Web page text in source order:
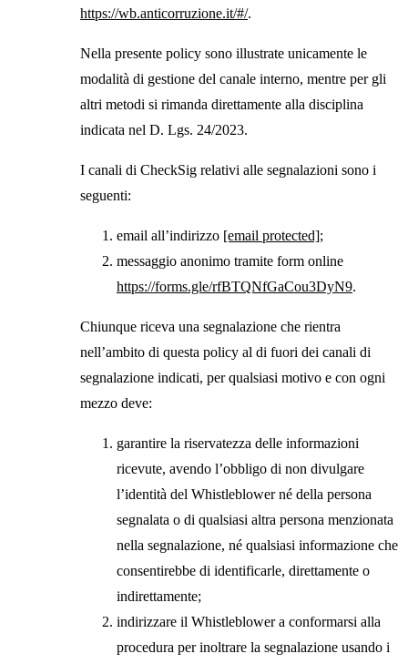
https://wb.anticorruzione.it/#/.
Nella presente policy sono illustrate unicamente le
modalità di gestione del canale interno, mentre per gli
altri metodi si rimanda direttamente alla disciplina
indicata nel D. Lgs. 24/2023.
I canali di CheckSig relativi alle segnalazioni sono i
seguenti:
email all’indirizzo [email protected];
messaggio anonimo tramite form online
https://forms.gle/rfBTQNfGaCou3DyN9.
Chiunque riceva una segnalazione che rientra
nell’ambito di questa policy al di fuori dei canali di
segnalazione indicati, per qualsiasi motivo e con ogni
mezzo deve:
garantire la riservatezza delle informazioni
ricevute, avendo l’obbligo di non divulgare
l’identità del Whistleblower né della persona
segnalata o di qualsiasi altra persona menzionata
nella segnalazione, né qualsiasi informazione che
consentirebbe di identificarle, direttamente o
indirettamente;
indirizzare il Whistleblower a conformarsi alla
procedura per inoltrare la segnalazione usando i